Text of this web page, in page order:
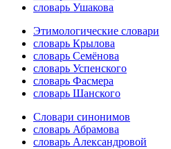
словарь Ушакова
Этимологические словари
словарь Крылова
словарь Семёнова
словарь Успенского
словарь Фасмера
словарь Шанского
Словари синонимов
словарь Абрамова
словарь Александровой